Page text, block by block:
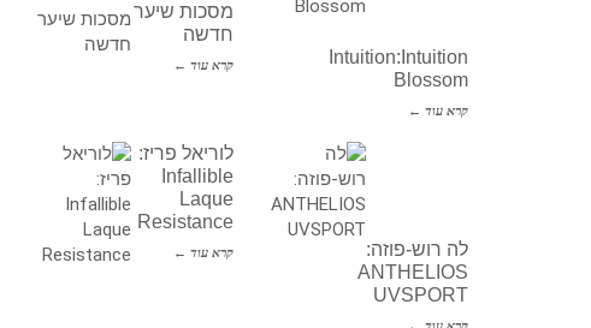
מסכות שיער
חדשה
קרא עוד ←
Intuition:Intuition
Blossom
קרא עוד ←
לוריאל פריז:
Infallible
Laque
Resistance
קרא עוד ←
לה רוש-פוזה:
ANTHELIOS
UVSPORT